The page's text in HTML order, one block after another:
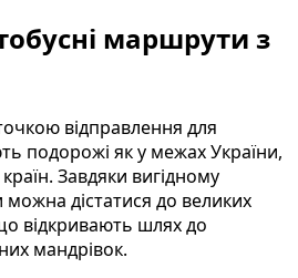
маршрути з
відправлення для
подорожі як у межах України,
Завдяки вигідному
дістатися до великих
відкривають шлях до
мандрівок.